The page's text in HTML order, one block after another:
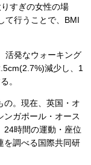
すぎの女性の場
て行うことで、BMI
活発なウォーキング
減少し、1
。
。現在、英国・オ
ンガポール・オース
24時間の運動・座位
を調べる国際共同研